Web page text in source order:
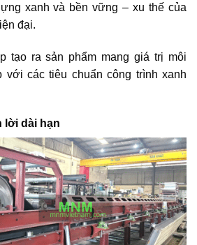
xanh và bền vững – xu thế của
đại.
tạo ra sản phẩm mang giá trị môi
với các tiêu chuẩn công trình xanh
lời dài hạn